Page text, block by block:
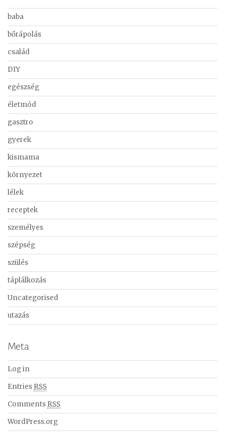
baba
bőrápolás
család
DIY
egészség
életmód
gasztro
gyerek
kismama
környezet
lélek
receptek
személyes
szépség
szülés
táplálkozás
Uncategorised
utazás
Meta
Log in
Entries RSS
Comments RSS
WordPress.org